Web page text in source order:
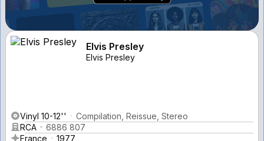
Elvis Presley
Elvis Presley
Vinyl 10-12''
Compilation, Reissue, Stereo
RCA
6886 807
France
1977